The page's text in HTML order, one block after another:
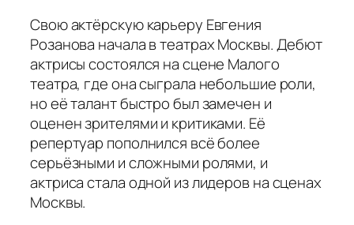
Свою актёрскую карьеру Евгения
Розанова начала в театрах Москвы. Дебют
актрисы состоялся на сцене Малого
театра, где она сыграла небольшие роли,
но её талант быстро был замечен и
оценен зрителями и критиками. Её
репертуар пополнился всё более
серьёзными и сложными ролями, и
актриса стала одной из лидеров на сценах
Москвы.